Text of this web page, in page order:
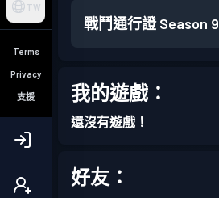
TW
Terms
Privacy
支援
戰鬥通行證 Season 9
我的遊戲：
還沒有遊戲！
好友：